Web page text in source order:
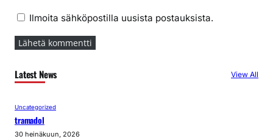
Ilmoita sähköpostilla uusista postauksista.
Latest News View All
Uncategorized
tramadol
30 heinäkuun, 2026